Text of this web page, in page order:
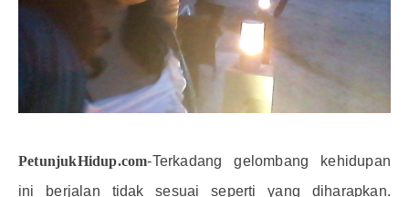
PetunjukHidup.com-Terkadang gelombang kehidupan
ini berjalan tidak sesuai seperti yang diharapkan.